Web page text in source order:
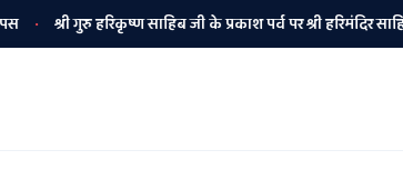
श्री गुरु हरिकृष्ण साहिब जी के प्रकाश पर्व पर श्री हरिमंदिर साहिब में